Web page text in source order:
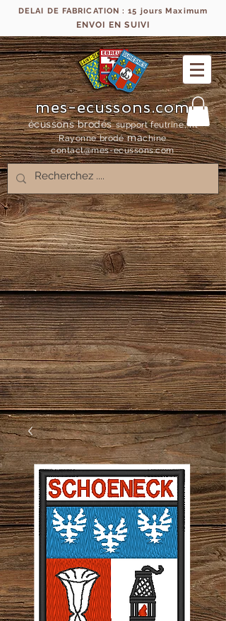
DELAI DE FABRICATION : 15 jours Maximum
ENVOI EN SUIVI
mes-ecussons.com
écussons brodés support feutrine, fil
Rayonne brodémachine
contact@mes-ecussons.com